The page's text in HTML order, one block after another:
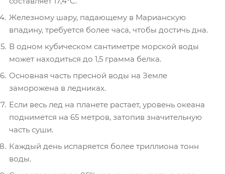
Железному шару, падающему в Марианскую
впадину, требуется более часа, чтобы достичь дна.
В одном кубическом сантиметре морской воды
может находиться до 1,5 грамма белка.
Основная часть пресной воды на Земле
заморожена в ледниках.
Если весь лед на планете растает, уровень океана
поднимется на 65 метров, затопив значительную
часть суши.
Каждый день испаряется более триллиона тонн
воды.